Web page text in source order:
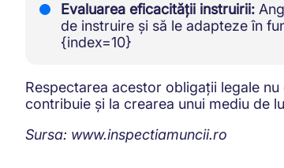
Evaluarea eficacității instruirii:
de instruire și să le adapteze în
{index=10}
Respectarea acestor obligații legale
contribuie și la crearea unui mediu de
Sursa: www.inspectiamuncii.ro